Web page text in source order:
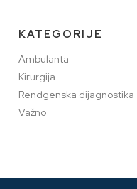
KATEGORIJE
Ambulanta
Kirurgija
Rendgenska dijagnostika
Važno